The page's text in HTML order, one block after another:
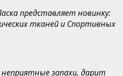
представляет новинку:
тканей и Спортивных
запахи, дарит